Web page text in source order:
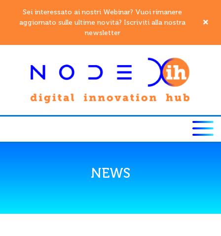
Sei interessato ai nostri Webinar? Vuoi rimanere
aggiornato sulle ultime novitá? Iscriviti alla nostra
newsletter
NEWS